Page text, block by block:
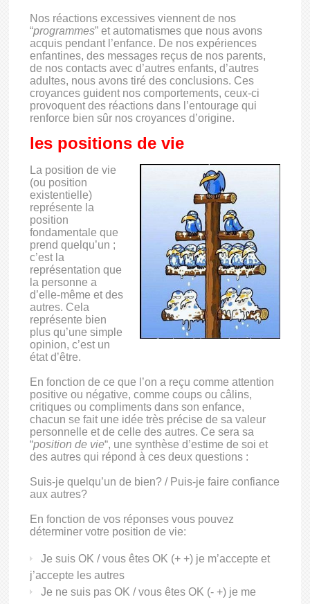
Nos réactions excessives viennent de nos
“programmes” et automatismes que nous avons
acquis pendant l’enfance. De nos expériences
enfantines, des messages reçus de nos parents,
de nos contacts avec d’autres enfants, d’autres
adultes, nous avons tiré des conclusions. Ces
croyances guident nos comportements, ceux-ci
provoquent des réactions dans l’entourage qui
renforce bien sûr nos croyances d’origine.
les positions de vie
La position de vie
(ou position
existentielle)
représente la
position
fondamentale que
prend quelqu’un ;
c’est la
représentation que
la personne a
d’elle-même et des
autres. Cela
représente bien
plus qu’une simple
opinion, c’est un
état d’être.
En fonction de ce que l’on a reçu comme attention
positive ou négative, comme coups ou câlins,
critiques ou compliments dans son enfance,
chacun se fait une idée très précise de sa valeur
personnelle et de celle des autres. Ce sera sa
“position de vie“, une synthèse d’estime de soi et
des autres qui répond à ces deux questions :
Suis-je quelqu’un de bien? / Puis-je faire confiance
aux autres?
En fonction de vos réponses vous pouvez
déterminer votre position de vie:
Je suis OK / vous êtes OK (+ +) je m’accepte et
j’accepte les autres
Je ne suis pas OK / vous êtes OK (- +) je me